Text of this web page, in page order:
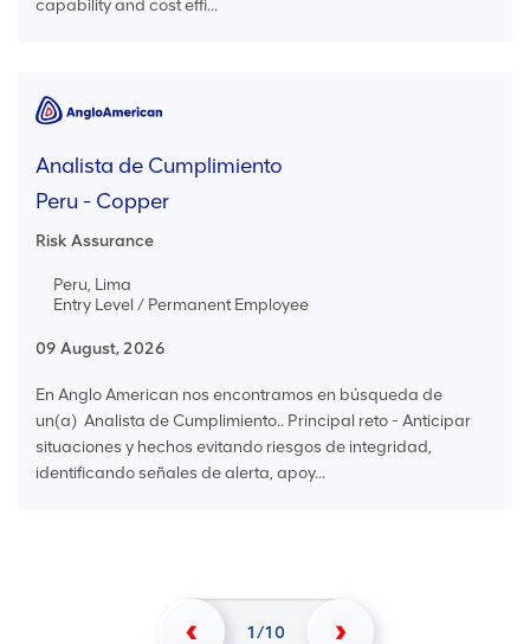
capability and cost effi...
Analista de Cumplimiento
Peru - Copper
Risk Assurance
Peru, Lima
Entry Level / Permanent Employee
09 August, 2026
En Anglo American nos encontramos en búsqueda de
un(a) Analista de Cumplimiento.. Principal reto - Anticipar
situaciones y hechos evitando riesgos de integridad,
identificando señales de alerta, apoy...
1 10